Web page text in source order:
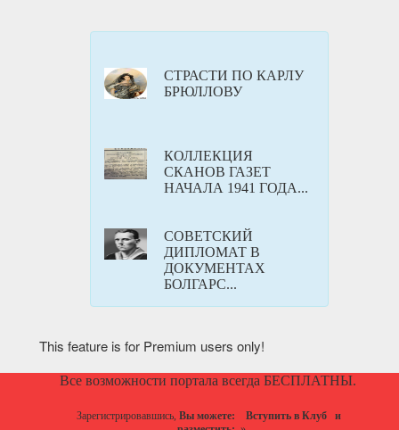
СТРАСТИ ПО КАРЛУ
БРЮЛЛОВУ
КОЛЛЕКЦИЯ
СКАНОВ ГАЗЕТ
НАЧАЛА 1941 ГОДА...
СОВЕТСКИЙ
ДИПЛОМАТ В
ДОКУМЕНТАХ
БОЛГАРС...
This feature is for Premium users only!
Все возможности портала всегда БЕСПЛАТНЫ.
Зарегистрировавшись, Вы можете: Вступить в Клуб
и